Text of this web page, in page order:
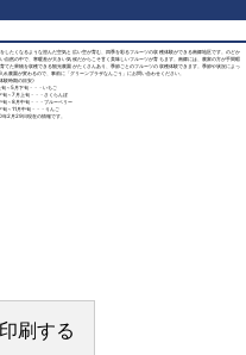
したくなるような澄んだ空気と広い空が育む、四季を彩るフルーツの収穫体験ができる南郷地区です。のどか
自然の中で、寒暖差が大きい気候だからこそ甘く美味しいフルーツが育ちます。南郷には、農家の方が手間暇
てた果物を収穫できる観光農園がたくさんあり、季節ごとのフルーツの収穫体験できます。季節や状況によっ
れ農園が変わるので、事前に「グリーンプラザなんごう」にお問い合わせください。
験時期の目安》
～5月下旬・・・いちご
旬～7月上旬・・・さくらんぼ
旬～8月中旬・・・ブルーベリー
旬～11月中旬・・・りんご
2月29日現在の情報です。
刷する